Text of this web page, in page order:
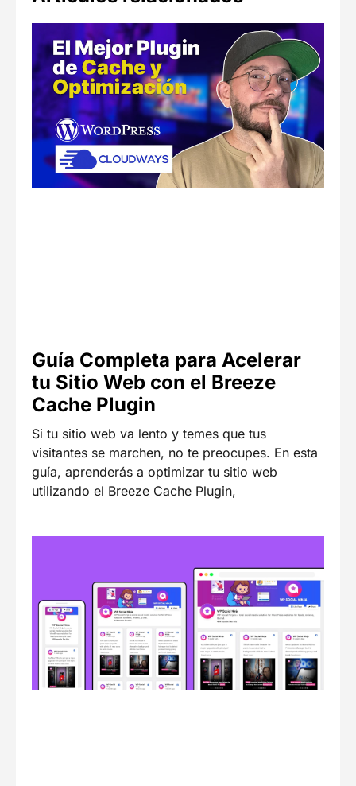
Guía Completa para Acelerar
tu Sitio Web con el Breeze
Cache Plugin
Si tu sitio web va lento y temes que tus
visitantes se marchen, no te preocupes. En esta
guía, aprenderás a optimizar tu sitio web
utilizando el Breeze Cache Plugin,